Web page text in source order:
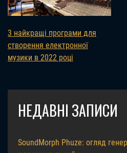
3 найкращі програми для
створення електронної
музики в 2022 році
НЕДАВНІ ЗАПИСИ
SoundMorph Phuze: огляд